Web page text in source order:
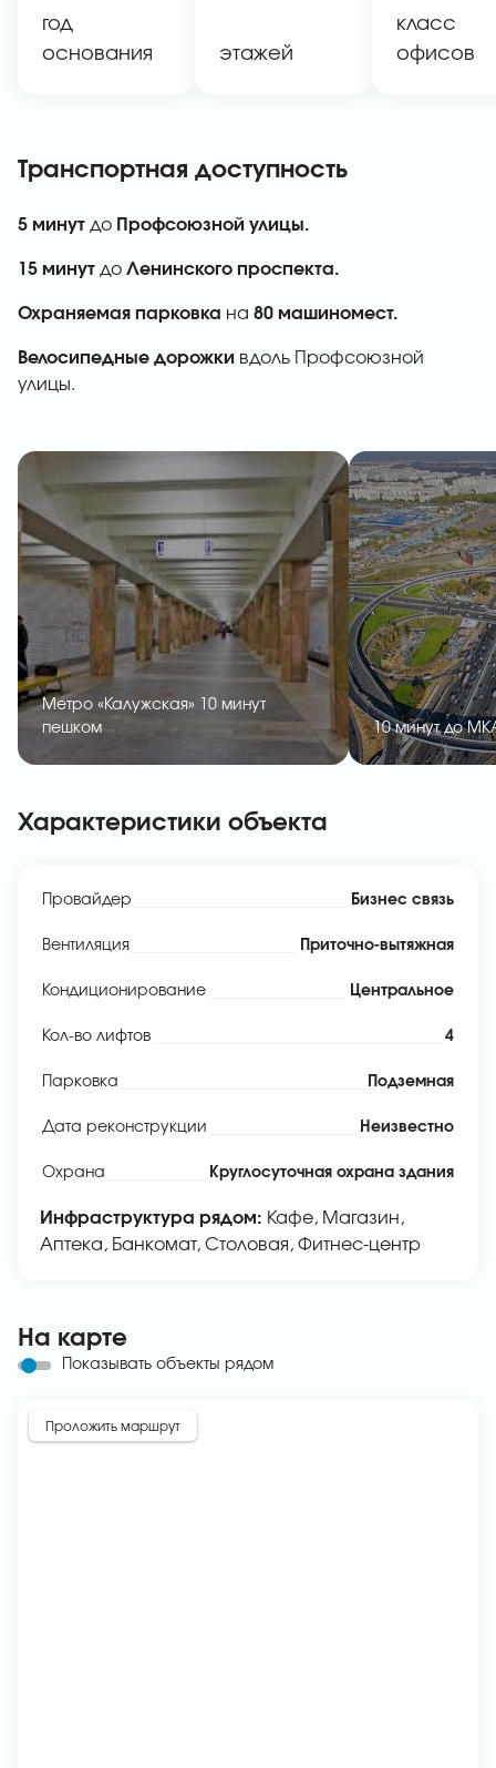
год
основания
этажей
класс
офисов
Транспортная доступность
5 минут до Профсоюзной улицы.
15 минут до Ленинского проспекта.
Охраняемая парковка на 80 машиномест.
Велосипедные дорожки вдоль Профсоюзной
улицы.
Метро «Калужская» 10 минут
пешком
10 минут до
Характеристики объекта
Провайдер Бизнес связь
Вентиляция Приточно-вытяжная
Кондиционирование Центральное
Кол-во лифтов 4
Парковка Подземная
Дата реконструкции Неизвестно
Охрана Круглосуточная охрана здания
Инфраструктура рядом: Кафе, Магазин,
Аптека, Банкомат, Столовая, Фитнес-центр
На карте
Показывать объекты рядом
Проложить маршрут